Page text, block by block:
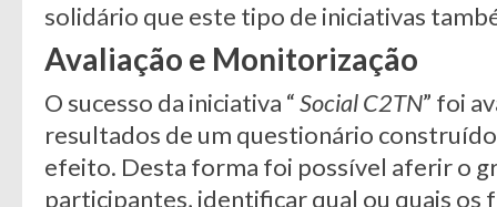
solidário que este tipo de iniciativas
Avaliação e Monitorização
O sucesso da iniciativa “Social C2TN” foi
resultados de um questionário
efeito. Desta forma foi possível aferir o
participantes, identificar qual ou quais